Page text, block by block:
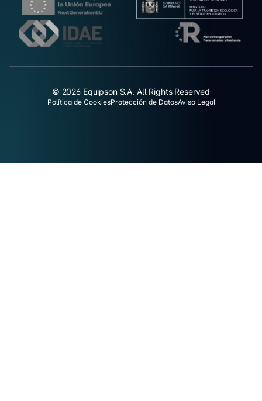
© 2026 Equipson S.A. All Rights Reserved
Política de CookiesProtección de DatosAviso Legal